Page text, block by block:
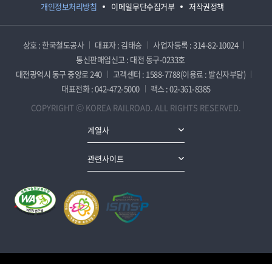
개인정보처리방침 이메일무단수집거부 저작권정책
상호 : 한국철도공사 대표자 : 김태승
사업자등록 : 314-82-10024
통신판매업신고 : 대전 동구-0233호
대전광역시 동구 중앙로 240
고객센터 : 1588-7788(이용료 : 발신자부담)
대표전화 : 042-472-5000
팩스 : 02-361-8385
COPYRIGHT ⓒ KOREA RAILROAD. ALL RIGHTS RESERVED.
계열사
관련사이트